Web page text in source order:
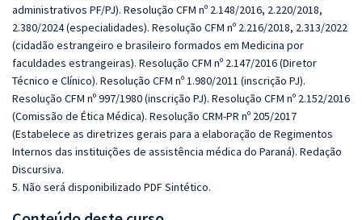
administrativos PF/PJ). Resolução CFM nº 2.148/2016, 2.220/2018,
2.380/2024 (especialidades). Resolução CFM nº 2.216/2018, 2.313/2022
(cidadão estrangeiro e brasileiro formados em Medicina por
faculdades estrangeiras). Resolução CFM nº 2.147/2016 (Diretor
Técnico e Clínico). Resolução CFM nº 1.980/2011 (inscrição PJ).
Resolução CFM nº 997/1980 (inscrição PJ). Resolução CFM nº 2.152/2016
(Comissão de Ética Médica). Resolução CRM-PR nº 205/2017
(Estabelece as diretrizes gerais para a elaboração de Regimentos
Internos das instituições de assistência médica do Paraná). Redação
Discursiva.
5. Não será disponibilizado PDF Sintético.